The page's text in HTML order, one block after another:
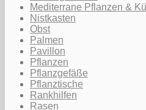
Mediterrane Pflanzen &
Nistkasten
Obst
Palmen
Pavillon
Pflanzen
Pflanzgefäße
Pflanztische
Rankhilfen
Rasen